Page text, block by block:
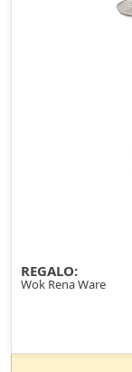
REGALO:
Wok Rena Ware